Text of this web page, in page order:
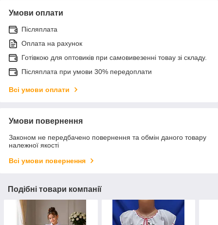
Умови оплати
Післяплата
Оплата на рахунок
Готівкою для оптовиків при самовивезенні товау зі складу.
Післяплата при умови 30% передоплати
Всі умови оплати
Умови повернення
Законом не передбачено повернення та обмін даного товару
належної якості
Всі умови повернення
Подібні товари компанії